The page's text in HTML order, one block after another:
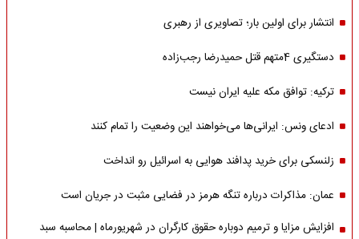
انتشار برای اولین بار؛ تصاویری از رهبری
دستگیری 4متهم قتل حمیدرضا رجب‌زاده
ترکیه: توافق مکه علیه ایران نیست
ادعای ونس: ایرانی‌ها می‌خواهند این وضعیت را تمام کنند
زلنسکی برای خرید پدافند هوایی به اسرائیل رو انداخت
عمان: مذاکرات درباره تنگه هرمز در فضایی مثبت در جریان است
افزایش مزایا و ترمیم دوباره حقوق کارگران در شهریورماه | محاسبه سبد